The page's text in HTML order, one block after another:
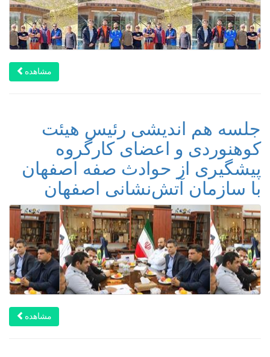
مشاهده
جلسه هم اندیشی رئیس هیئت
کوهنوردی و اعضای کارگروه
پیشگیری از حوادث صفه اصفهان
با سازمان آتش‌نشانی اصفهان
مشاهده